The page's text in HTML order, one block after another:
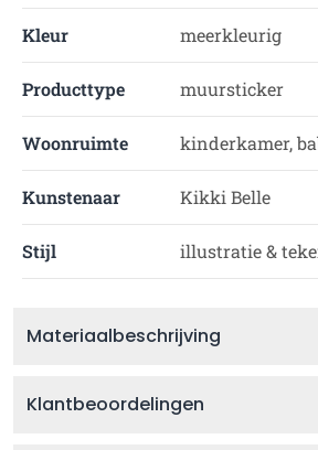
Kleur meerkleurig
Producttype muursticker
Woonruimte kinderkamer,
Kunstenaar Kikki Belle
Stijl illustratie &
Materiaalbeschrijving
Klantbeoordelingen